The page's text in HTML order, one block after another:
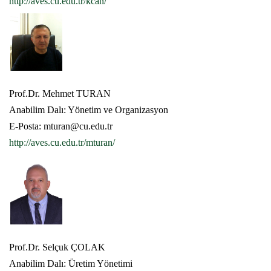
Prof.Dr. Mehmet TURAN
Anabilim Dalı: Yönetim ve Organizasyon
E-Posta: mturan@cu.edu.tr
http://aves.cu.edu.tr/mturan/
Prof.Dr. Selçuk ÇOLAK
Anabilim Dalı: Üretim Yönetimi